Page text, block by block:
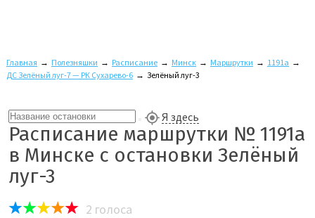
Главная → Полезняшки → Расписание → Минск → Маршрутки → 1191а →
ДС Зелёный луг-7 — РК Сухарево-6 → Зелёный луг-3
Я здесь
Расписание маршрутки № 1191а
в Минске с остановки Зелёный
луг-3
2 голоса